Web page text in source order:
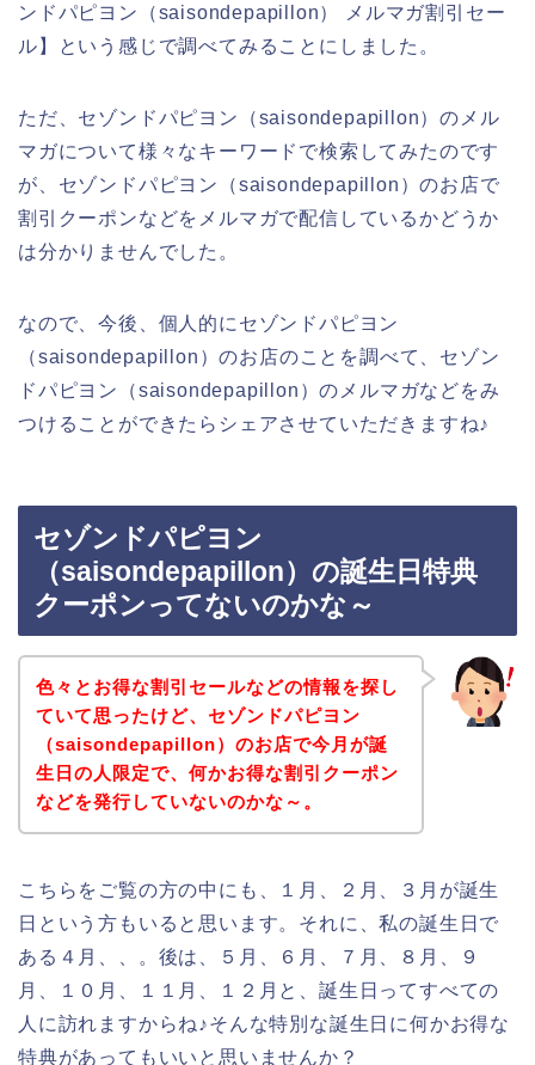
ンドパピヨン（saisondepapillon） メルマガ割引セー
ル】という感じで調べてみることにしました。
ただ、セゾンドパピヨン（saisondepapillon）のメル
マガについて様々なキーワードで検索してみたのです
が、セゾンドパピヨン（saisondepapillon）のお店で
割引クーポンなどをメルマガで配信しているかどうか
は分かりませんでした。
なので、今後、個人的にセゾンドパピヨン
（saisondepapillon）のお店のことを調べて、セゾン
ドパピヨン（saisondepapillon）のメルマガなどをみ
つけることができたらシェアさせていただきますね♪
セゾンドパピヨン
（saisondepapillon）の誕生日特典
クーポンってないのかな～
色々とお得な割引セールなどの情報を探し
ていて思ったけど、セゾンドパピヨン
（saisondepapillon）のお店で今月が誕
生日の人限定で、何かお得な割引クーポン
などを発行していないのかな～。
こちらをご覧の方の中にも、１月、２月、３月が誕生
日という方もいると思います。それに、私の誕生日で
ある４月、、。後は、５月、６月、７月、８月、９
月、１０月、１１月、１２月と、誕生日ってすべての
人に訪れますからね♪そんな特別な誕生日に何かお得な
特典があってもいいと思いませんか？